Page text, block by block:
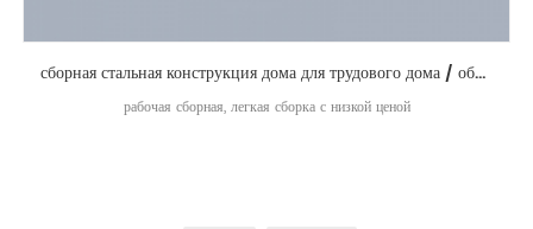
сборная стальная конструкция дома для трудового дома / общежития для лагеря / жилья для беженцев
рабочая сборная, легкая сборка с низкой ценой